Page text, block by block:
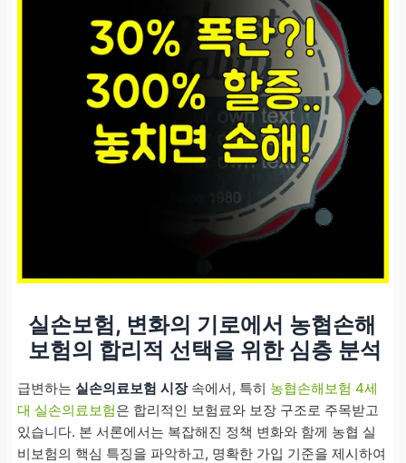
실손보험, 변화의 기로에서 농협손해
보험의 합리적 선택을 위한 심층 분석
급변하는 실손의료보험 시장속에서, 특히 농협손해보험 4세
대 실손의료보험은 합리적인 보험료와 보장 구조로 주목받고
있습니다. 본 서론에서는 복잡해진 정책 변화와 함께 농협 실
비보험의 핵심 특징을 파악하고, 명확한 가입 기준을 제시하여